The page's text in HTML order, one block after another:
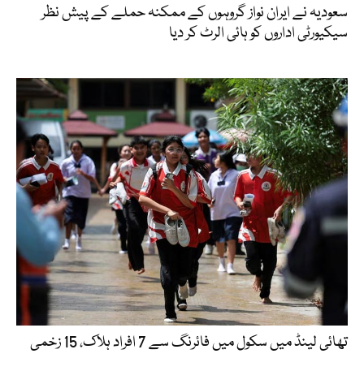
سعودیہ نے ایران نواز گروہوں کے ممکنہ حملے کے پیش نظر
سیکیورٹی اداروں کو ہائی الرٹ کر دیا
تھائی لینڈ میں سکول میں فائرنگ سے 7 افراد ہلاک، 15 زخمی